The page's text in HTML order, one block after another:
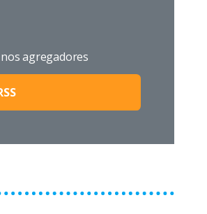
agregadores